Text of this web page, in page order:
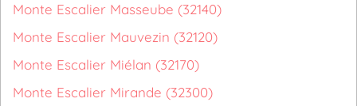
Monte Escalier Masseube (32140)
Monte Escalier Mauvezin (32120)
Monte Escalier Miélan (32170)
Monte Escalier Mirande (32300)